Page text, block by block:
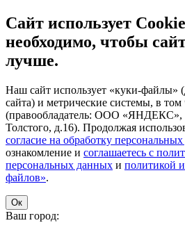
Сайт использует
необходимо, чтобы
лучше.
Наш сайт использует «куки-файлы»
сайта) и метрические системы, в
(правообладатель: ООО «ЯНДЕКС»,
Толстого, д.16). Продолжая
согласие на обработку
ознакомление и соглашаетесь с
персональных данных и политикой
файлов».
Ок
Ваш город: